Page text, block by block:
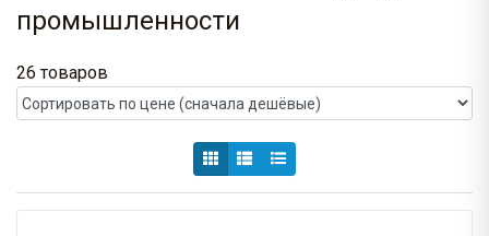
промышленности
26 товаров